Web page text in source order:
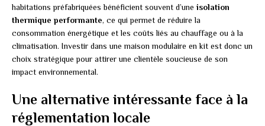
habitations préfabriquées bénéficient souvent d’une isolation
thermique performante, ce qui permet de réduire la
consommation énergétique et les coûts liés au chauffage ou à la
climatisation. Investir dans une maison modulaire en kit est donc un
choix stratégique pour attirer une clientèle soucieuse de son
impact environnemental.
Une alternative intéressante face à la
réglementation locale